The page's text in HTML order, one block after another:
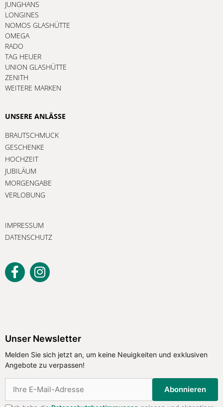
JUNGHANS
LONGINES
NOMOS GLASHÜTTE
OMEGA
RADO
TAG HEUER
UNION GLASHÜTTE
ZENITH
WEITERE MARKEN
UNSERE ANLÄSSE
BRAUTSCHMUCK
GESCHENKE
HOCHZEIT
JUBILÄUM
MORGENGABE
VERLOBUNG
IMPRESSUM
DATENSCHUTZ
Unser Newsletter
Melden Sie sich jetzt an, um keine Neuigkeiten und exklusiven
Angebote zu verpassen!
Abonnieren
zu verpassen!
Abonnieren